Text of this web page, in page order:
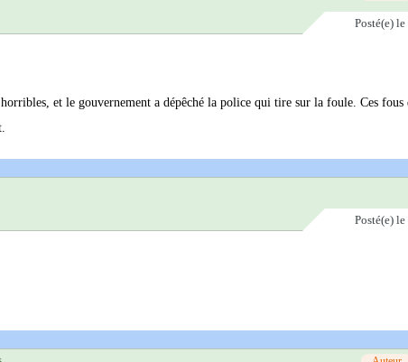
Posté(e) le
et le gouvernement a dépêché la police qui tire sur la foule. Ces fous
Posté(e) le